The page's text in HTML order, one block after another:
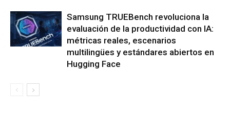
Samsung TRUEBench revoluciona la
evaluación de la productividad con IA:
métricas reales, escenarios
multilingües y estándares abiertos en
Hugging Face